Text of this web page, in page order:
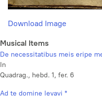
Download Image
Musical Items
De necessitatibus meis eripe
In
Quadrag., hebd. 1, fer. 6
Ad te domine levavi *